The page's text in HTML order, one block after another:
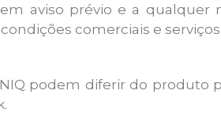
aviso prévio e a
comerciais e serviços.
podem diferir do